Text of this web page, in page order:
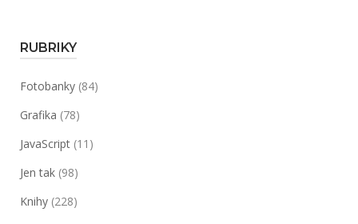
RUBRIKY
Fotobanky (84)
Grafika (78)
JavaScript (11)
Jen tak (98)
Knihy (228)